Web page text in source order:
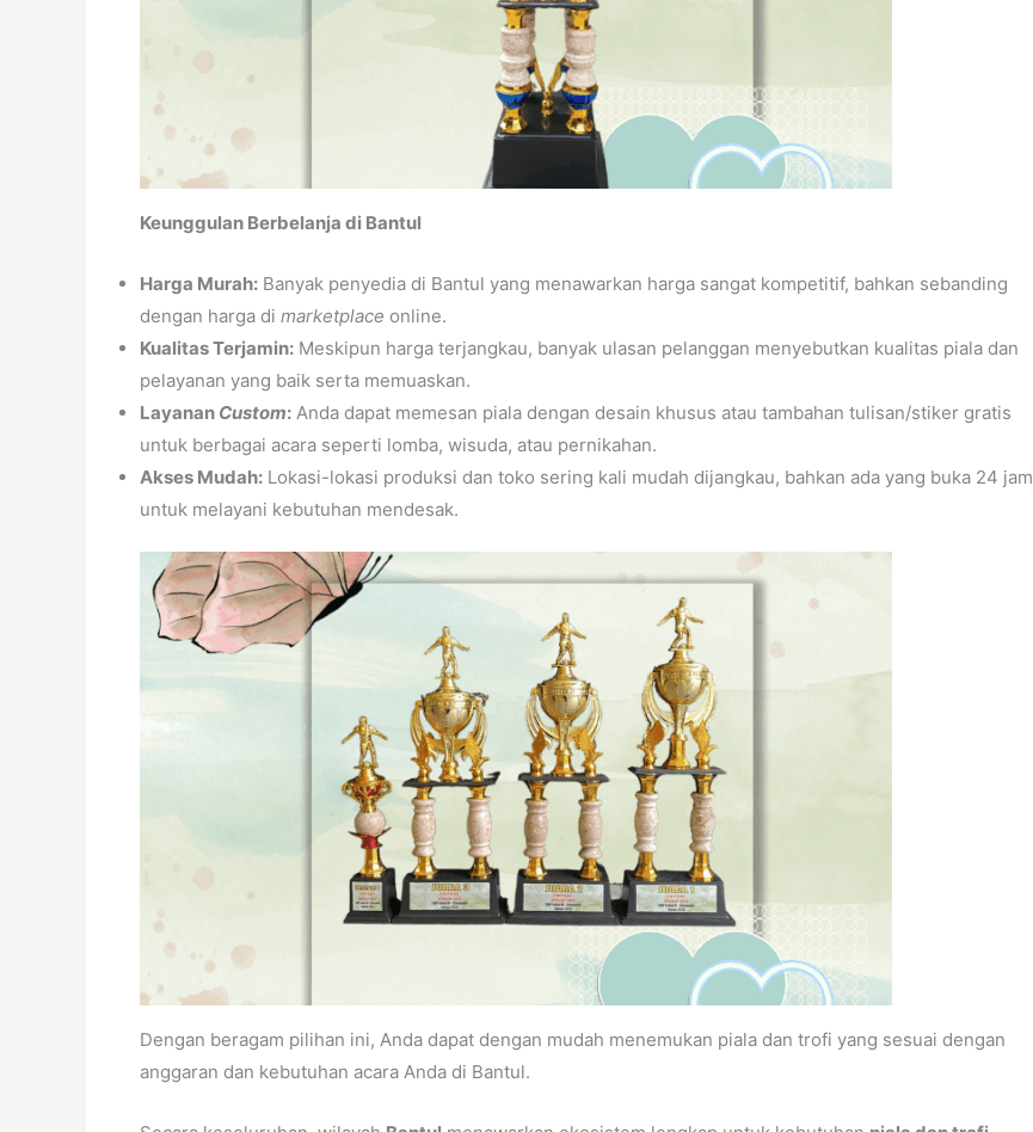
Keunggulan Berbelanja di Bantul
Harga Murah: Banyak penyedia di Bantul yang menawarkan harga sangat kompetitif, bahkan sebanding
dengan harga di marketplace online.
Kualitas Terjamin: Meskipun harga terjangkau, banyak ulasan pelanggan menyebutkan kualitas piala dan
pelayanan yang baik serta memuaskan.
Layanan Custom: Anda dapat memesan piala dengan desain khusus atau tambahan tulisan/stiker gratis
untuk berbagai acara seperti lomba, wisuda, atau pernikahan.
Akses Mudah: Lokasi-lokasi produksi dan toko sering kali mudah dijangkau, bahkan ada yang buka 24 jam
untuk melayani kebutuhan mendesak.
Dengan beragam pilihan ini, Anda dapat dengan mudah menemukan piala dan trofi yang sesuai dengan
anggaran dan kebutuhan acara Anda di Bantul.